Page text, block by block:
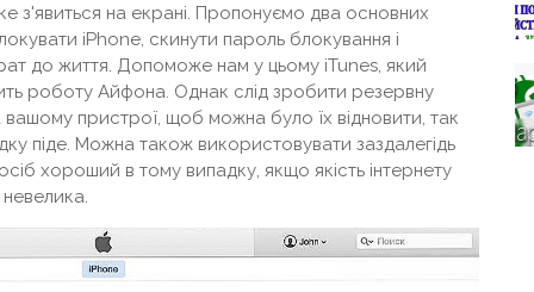
з'явиться на екрані. Пропонуємо два основних
iPhone, скинути пароль блокування і
до життя. Допоможе нам у цьому iTunes, який
роботу Айфона. Однак слід зробити резервну
вашому пристрої, щоб можна було їх відновити, так
піде. Можна також використовувати заздалегідь
хороший в тому випадку, якщо якість інтернету